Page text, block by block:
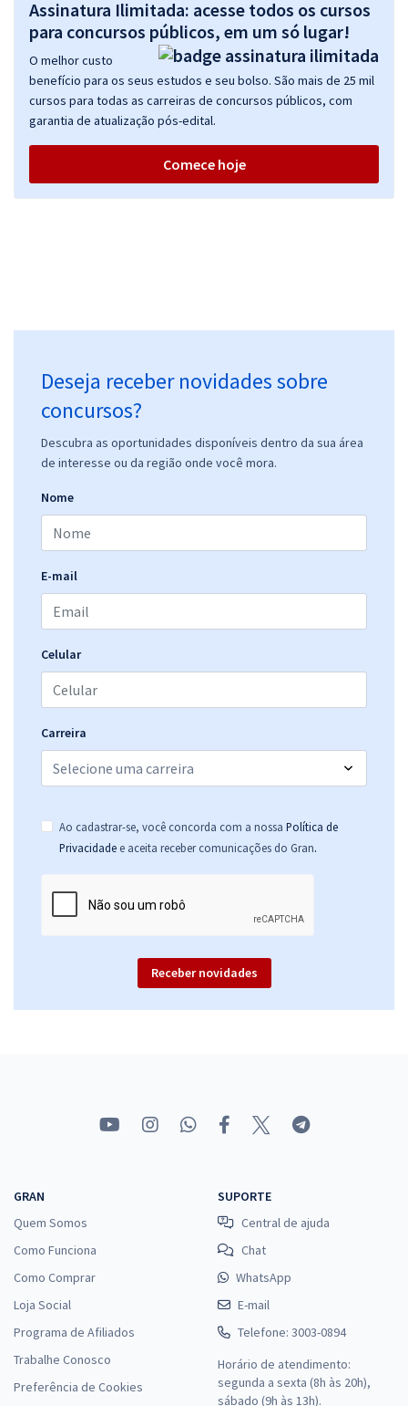
Assinatura Ilimitada: acesse todos os cursos
para concursos públicos, em um só lugar!
O melhor custo
benefício para os seus estudos e seu bolso. São mais de 25 mil
cursos para todas as carreiras de concursos públicos, com
garantia de atualização pós-edital.
Comece hoje
Deseja receber novidades sobre
concursos?
Descubra as oportunidades disponíveis dentro da sua área
de interesse ou da região onde você mora.
Nome
E-mail
Celular
Carreira
Ao cadastrar-se, você concorda com a nossa Política de
Privacidade e aceita receber comunicações do Gran.
Receber novidades
GRAN
Quem Somos
Como Funciona
Como Comprar
Loja Social
Programa de Afiliados
Trabalhe Conosco
Preferência de Cookies
SUPORTE
Central de ajuda
Chat
WhatsApp
E-mail
Telefone: 3003-0894
Horário de atendimento:
segunda a sexta (8h às 20h),
sábado (9h às 13h).